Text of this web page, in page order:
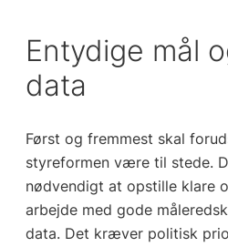
Entydige mål
data
Først og fremmest skal
styreformen være til stede.
nødvendigt at opstille klare
arbejde med gode
data. Det kræver politisk